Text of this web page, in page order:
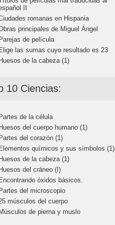
II
romanas en Hispania
principales de Miguel Ángel
de película
las sumas cuyo resultado es 23
de la cabeza (1)
10 Ciencias:
de la célula
del cuerpo humano (1)
del corazón (1)
químicos y sus símbolos (1)
de la cabeza (1)
del cráneo (I)
óxidos básicos.
del microscopio
músculos del cuerpo
de pierna y muslo